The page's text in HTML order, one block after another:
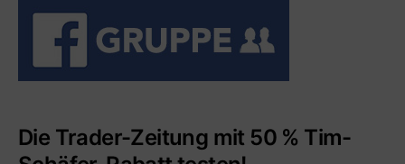
Die Trader-Zeitung mit 50 % Tim-